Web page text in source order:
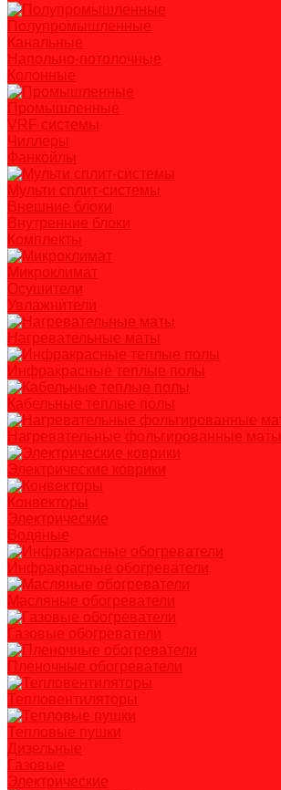
Полупромышленные
Канальные
Напольно-потолочные
Колонные
Промышленные
VRF системы
Чиллеры
Фанкойлы
Мульти сплит-системы
Внешние блоки
Внутренние блоки
Комплекты
Микроклимат
Осушители
Увлажнители
Нагревательные маты
Инфракрасные теплые полы
Кабельные теплые полы
Нагревательные фольгированные маты
Электрические коврики
Конвекторы
Электрические
Водяные
Инфракрасные обогреватели
Масляные обогреватели
Газовые обогреватели
Пленочные обогреватели
Тепловентиляторы
Тепловые пушки
Дизельные
Газовые
Электрические